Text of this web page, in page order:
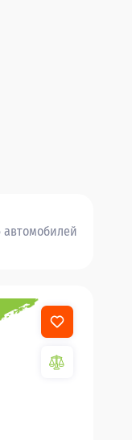
автомобилей